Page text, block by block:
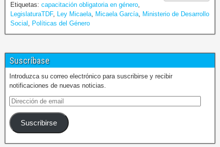
Etiquetas: capacitación obligatoria en género
LegislaturaTDF, Ley Micaela Micaela García
Ministerio de Desarrollo
Social
Políticas del Género
Suscríbase
Introduzca su correo electrónico para suscribirse y recibir
notificaciones de nuevas noticias.
Suscribirse